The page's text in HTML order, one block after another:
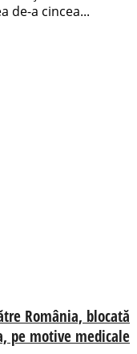
de-a cincea...
România, blocată
pe motive medicale